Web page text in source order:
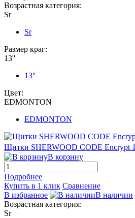
Возрастная категория:
Sr
Sr
Размер краг:
13''
13''
Цвет:
EDMONTON
EDMONTON
Щитки SHERWOOD CODE Encrypt 1
В корзину
Подробнее
Купить в 1 клик Сравнение
В избранное
В наличии
Возрастная категория:
Sr